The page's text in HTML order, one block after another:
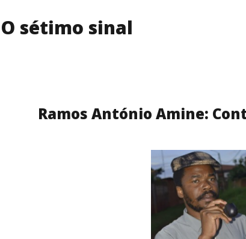
O sétimo sinal
Ramos António Amine: